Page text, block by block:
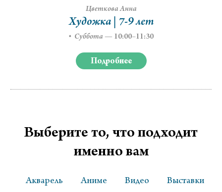
Цветкова Анна
Художка | 7-9 лет
Суббота — 10:00–11:30
Подробнее
Выберите то, что подходит
именно вам
Акварель Аниме Видео Выставки